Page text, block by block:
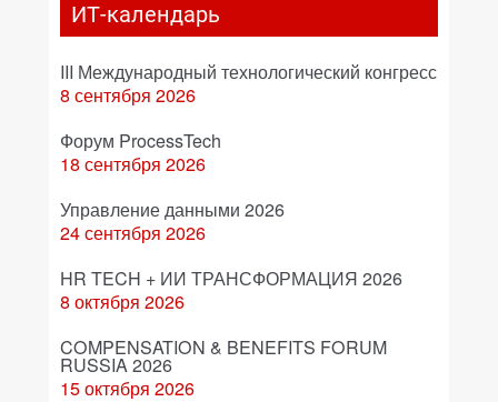
ИТ-календарь
III Международный технологический конгресс
8 сентября 2026
Форум ProcessTech
18 сентября 2026
Управление данными 2026
24 сентября 2026
HR TECH + ИИ ТРАНСФОРМАЦИЯ 2026
8 октября 2026
COMPENSATION & BENEFITS FORUM
RUSSIA 2026
15 октября 2026